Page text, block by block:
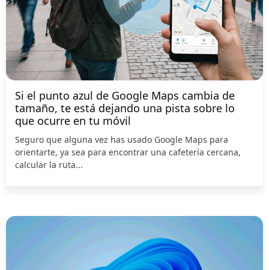
Si el punto azul de Google Maps cambia de
tamaño, te está dejando una pista sobre lo
que ocurre en tu móvil
Seguro que alguna vez has usado Google Maps para
orientarte, ya sea para encontrar una cafetería cercana,
calcular la ruta...